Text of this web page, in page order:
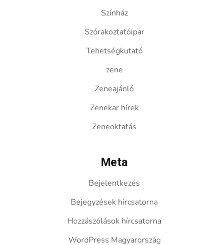
Színház
Szórakoztatóipar
Tehetségkutató
zene
Zeneajánló
Zenekar hírek
Zeneoktatás
Meta
Bejelentkezés
Bejegyzések hírcsatorna
Hozzászólások hírcsatorna
WordPress Magyarország